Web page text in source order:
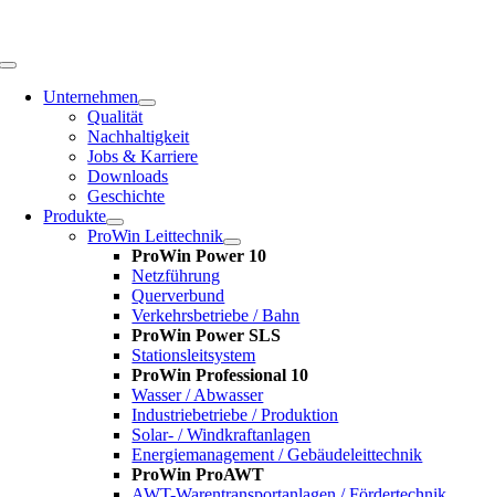
Toggle
NavigationUnternehmen
Qualität
Nachhaltigkeit
Jobs & Karriere
Downloads
Geschichte
Produkte
ProWin Leittechnik
ProWin Power 10
Netzführung
Querverbund
Verkehrsbetriebe / Bahn
ProWin Power SLS
Stationsleitsystem
ProWin Professional 10
Wasser / Abwasser
Industriebetriebe / Produktion
Solar- / Windkraftanlagen
Energiemanagement / Gebäudeleittechnik
ProWin ProAWT